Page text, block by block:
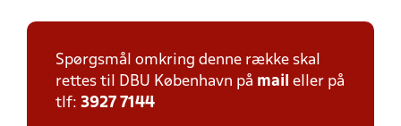
Spørgsmål omkring denne række skal
rettes til DBU København på mail eller på
tlf: 3927 7144